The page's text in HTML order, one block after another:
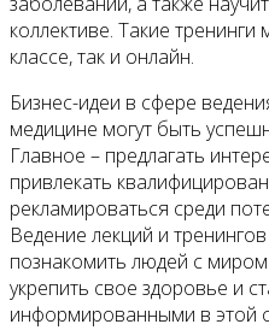
коллективе. Такие тренинги
классе, так и онлайн.
Бизнес-идеи в сфере
медицине могут быть
Главное – предлагать
привлекать
рекламироваться среди
Ведение лекций и
познакомить людей с
укрепить свое здоровье и
информированными в этой